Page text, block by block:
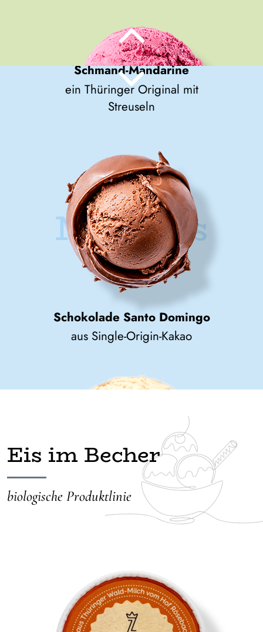
Schwarze Johannisbeere
aus vielen schwarzen
Johannisbeeren
Haselnuss-Nougat
mit viel Lübecker Nougat
Schmand-Mandarine
ein Thüringer Original mit
Streuseln
Schokolade Santo Domingo
aus Single-Origin-Kakao
Vanille-Schoten
Eis im Becher
biologische Produktlinie